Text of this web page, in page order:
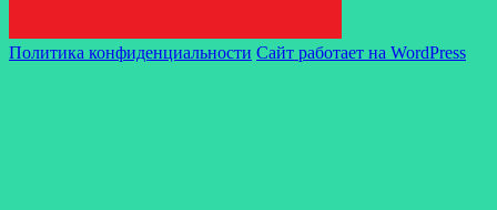
Политика конфиденциальности Сайт работает на WordPress